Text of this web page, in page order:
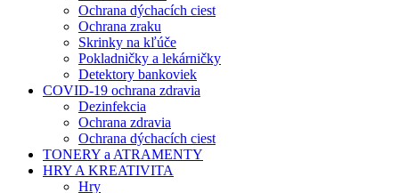
Ochrana dýchacích ciest
Ochrana zraku
Skrinky na kľúče
Pokladničky a lekárničky
Detektory bankoviek
COVID-19 ochrana zdravia
Dezinfekcia
Ochrana zdravia
Ochrana dýchacích ciest
TONERY a ATRAMENTY
HRY A KREATIVITA
Hry